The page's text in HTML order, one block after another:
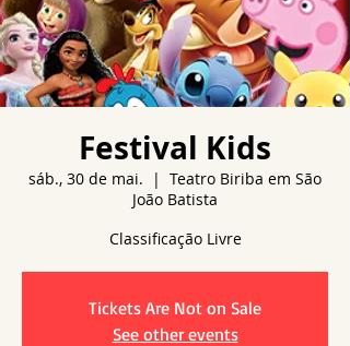
Festival Kids
sáb., 30 de mai.
  |
Teatro Biriba em São
João Batista
Classificação Livre
Tickets Are Not on Sale
See other events